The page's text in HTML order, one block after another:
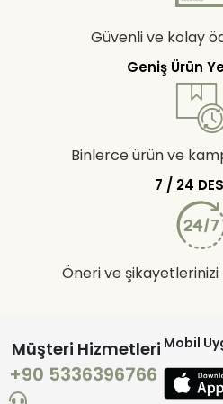
Güvenli ve kolay
Geniş Ürün
Binlerce ürün ve
7 / 24
Öneri ve şikayetlerinizi
Müşteri Hizmetleri
+90 5336396766
Mobil